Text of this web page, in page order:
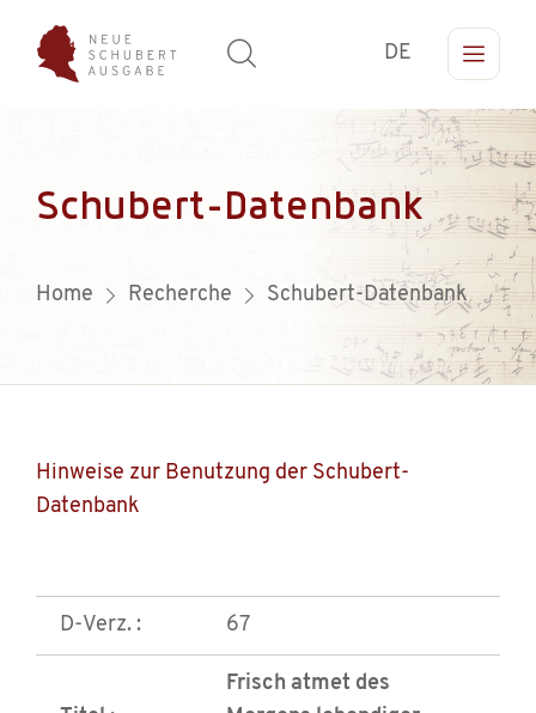
DE
Schubert-Datenbank
Home Recherche Schubert-Datenbank
Hinweise zur Benutzung der Schubert-
Datenbank
D-Verz. : 67
Frisch atmet des